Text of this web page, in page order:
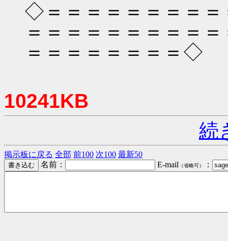
◇＝＝＝＝＝＝＝＝＝
＝＝＝＝＝＝＝＝＝
＝＝＝＝＝＝＝＝◇
10241KB
続
掲示板に戻る 全部 前100 次100 最新50
名前：
E-mail （省略可） ：